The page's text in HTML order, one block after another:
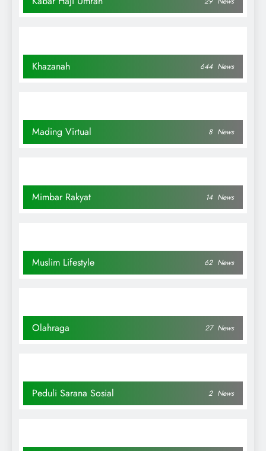
Khazanah 644 News
Mading Virtual 8 News
Mimbar Rakyat 14 News
Muslim Lifestyle 62 News
Olahraga 27 News
Peduli Sarana Sosial 2 News